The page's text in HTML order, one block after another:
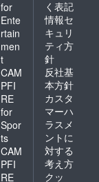
for
Ente
rtain
men
t
CAM
PFI
RE
for
Spor
ts
CAM
PFI
RE
く表記
情報セ
キュリ
ティ方
針
反社基
本方針
カスタ
マーハ
ラスメ
ントに
対する
考え方
クッ